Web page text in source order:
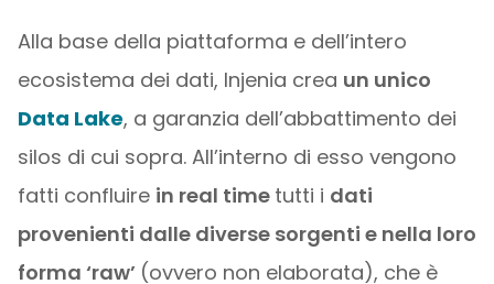
Alla base della piattaforma e dell’intero
ecosistema dei dati, Injenia crea un unico
Data Lake, a garanzia dell’abbattimento dei
silos di cui sopra. All’interno di esso vengono
fatti confluire in real time tutti i dati
provenienti dalle diverse sorgenti e nella loro
forma ‘raw’ (ovvero non elaborata), che è